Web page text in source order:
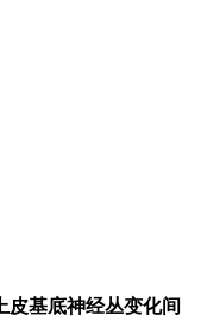
皮基底神经丛变化间